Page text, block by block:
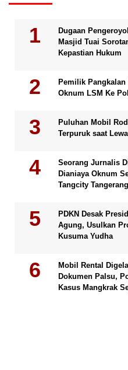
Dugaan
Masjid Tuai
Kepastian Hukum
Pemilik
Oknum LSM Ke
Puluhan Mobil
Terpuruk saat
Seorang Jurnalis
Dianiaya Oknum
Tangcity Tangerang
PDKN Desak
Agung, Usulkan
Kusuma Yudha
Mobil Rental
Dokumen Palsu,
Kasus Mangkrak